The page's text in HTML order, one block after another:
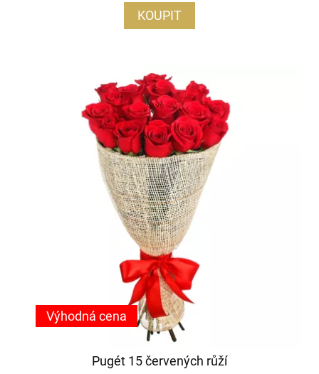
KOUPIT
Pugét 15 červených růží
Výhodná cena